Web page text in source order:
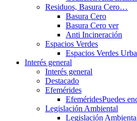
Residuos, Basura Cero…
Basura Cero
Basura Cero ver
Anti Incineración
Espacios Verdes
Espacios Verdes
Interés general
Interés general
Destacado
Efemérides
EfeméridesPuedes
Legislación Ambiental
Legislación